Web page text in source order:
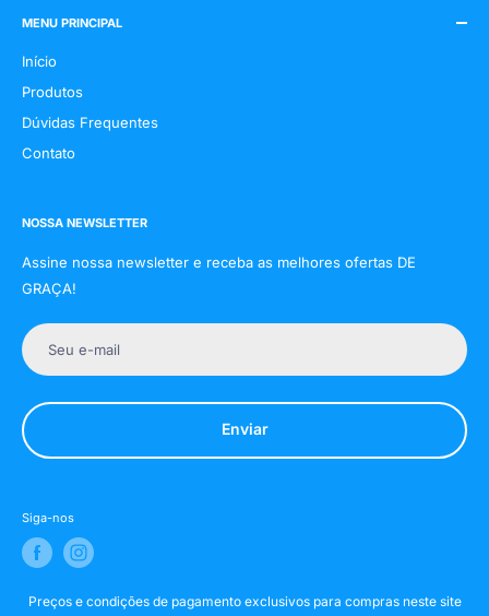
MENU PRINCIPAL
Início
Produtos
Dúvidas Frequentes
Contato
NOSSA NEWSLETTER
Assine nossa newsletter e receba as melhores ofertas DE
GRAÇA!
Seu e-mail
Enviar
Siga-nos
Preços e condições de pagamento exclusivos para compras neste site